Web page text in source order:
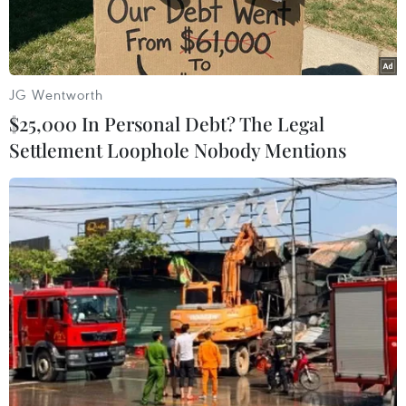
chiến thắng đậm 5-1 trước Ferencvaros ở trận ra
quân Champions League.
Messi mở đầu chiến thắng cho Barcelona. (Nguồn: AP)
Barcelona đã khởi đầu hoàn hảo tại đấu trường
JG Wentworth
$25,000 In Personal Debt? The Legal
Settlement Loophole Nobody Mentions